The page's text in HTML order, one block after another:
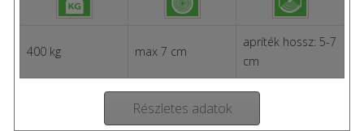
400 kg max 7 cm
apríték hossz: 5-7
cm
Részletes adatok